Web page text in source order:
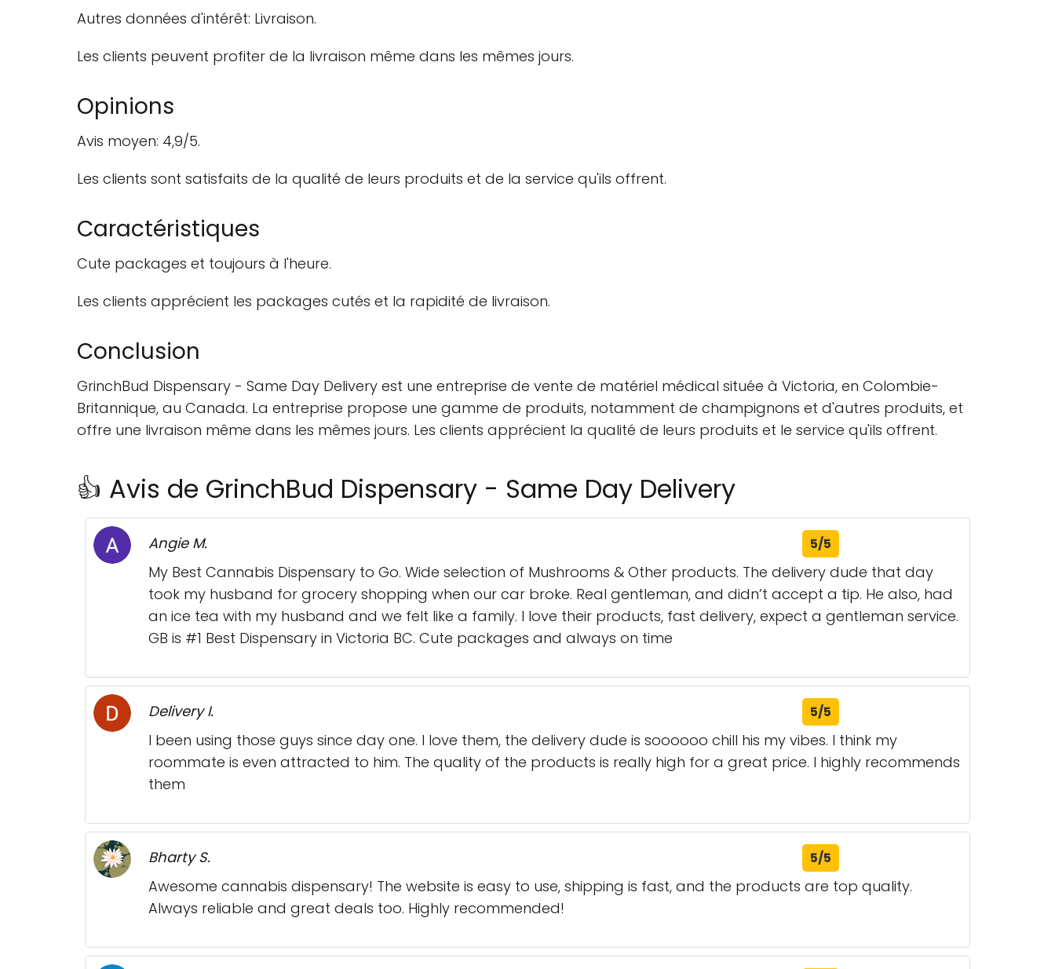
Autres données d'intérêt: Livraison.
Les clients peuvent profiter de la livraison même dans les mêmes jours.
Opinions
Avis moyen: 4,9/5.
Les clients sont satisfaits de la qualité de leurs produits et de la service qu'ils offrent.
Caractéristiques
Cute packages et toujours à l'heure.
Les clients apprécient les packages cutés et la rapidité de livraison.
Conclusion
GrinchBud Dispensary - Same Day Delivery est une entreprise de vente de matériel médical située à Victoria, en Colombie-
Britannique, au Canada. La entreprise propose une gamme de produits, notamment de champignons et d'autres produits, et
offre une livraison même dans les mêmes jours. Les clients apprécient la qualité de leurs produits et le service qu'ils offrent.
👍 Avis de GrinchBud Dispensary - Same Day Delivery
Angie M. 5/5
My Best Cannabis Dispensary to Go. Wide selection of Mushrooms & Other products. The delivery dude that day
took my husband for grocery shopping when our car broke. Real gentleman, and didn’t accept a tip. He also, had
an ice tea with my husband and we felt like a family. I love their products, fast delivery, expect a gentleman service.
GB is #1 Best Dispensary in Victoria BC. Cute packages and always on time
Delivery I. 5/5
I been using those guys since day one. I love them, the delivery dude is soooooo chill his my vibes. I think my
roommate is even attracted to him. The quality of the products is really high for a great price. I highly recommends
them
Bharty S. 5/5
Awesome cannabis dispensary! The website is easy to use, shipping is fast, and the products are top quality.
Always reliable and great deals too. Highly recommended!